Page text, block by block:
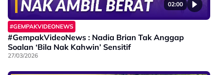
02:00
#GEMPAKVIDEONEWS
#GempakVideoNews : Nadia Brian Tak Anggap
Soalan ‘Bila Nak Kahwin’ Sensitif
27/03/2026